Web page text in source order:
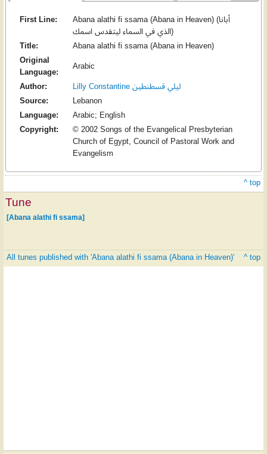
First Line:
Abana alathi fi ssama (Abana in Heaven) (أبانا
الذي في السماء ليتقدس اسمك)
Title:
Abana alathi fi ssama (Abana in Heaven)
Original
Language:
Arabic
Author:
Lilly Constantine ليلي قسطنطين
Source:
Lebanon
Language:
Arabic; English
Copyright:
© 2002 Songs of the Evangelical Presbyterian
Church of Egypt, Council of Pastoral Work and
Evangelism
^ top
Tune
[Abana alathi fi ssama]
All tunes published with 'Abana alathi fi ssama (Abana in Heaven)' ^ top